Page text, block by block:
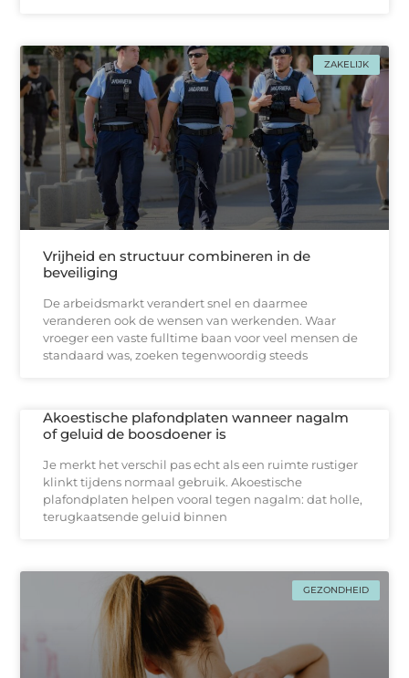
ZAKELIJK
Vrijheid en structuur combineren in de
beveiliging
De arbeidsmarkt verandert snel en daarmee
veranderen ook de wensen van werkenden. Waar
vroeger een vaste fulltime baan voor veel mensen de
standaard was, zoeken tegenwoordig steeds
Akoestische plafondplaten wanneer nagalm
of geluid de boosdoener is
Je merkt het verschil pas echt als een ruimte rustiger
klinkt tijdens normaal gebruik. Akoestische
plafondplaten helpen vooral tegen nagalm: dat holle,
terugkaatsende geluid binnen
GEZONDHEID